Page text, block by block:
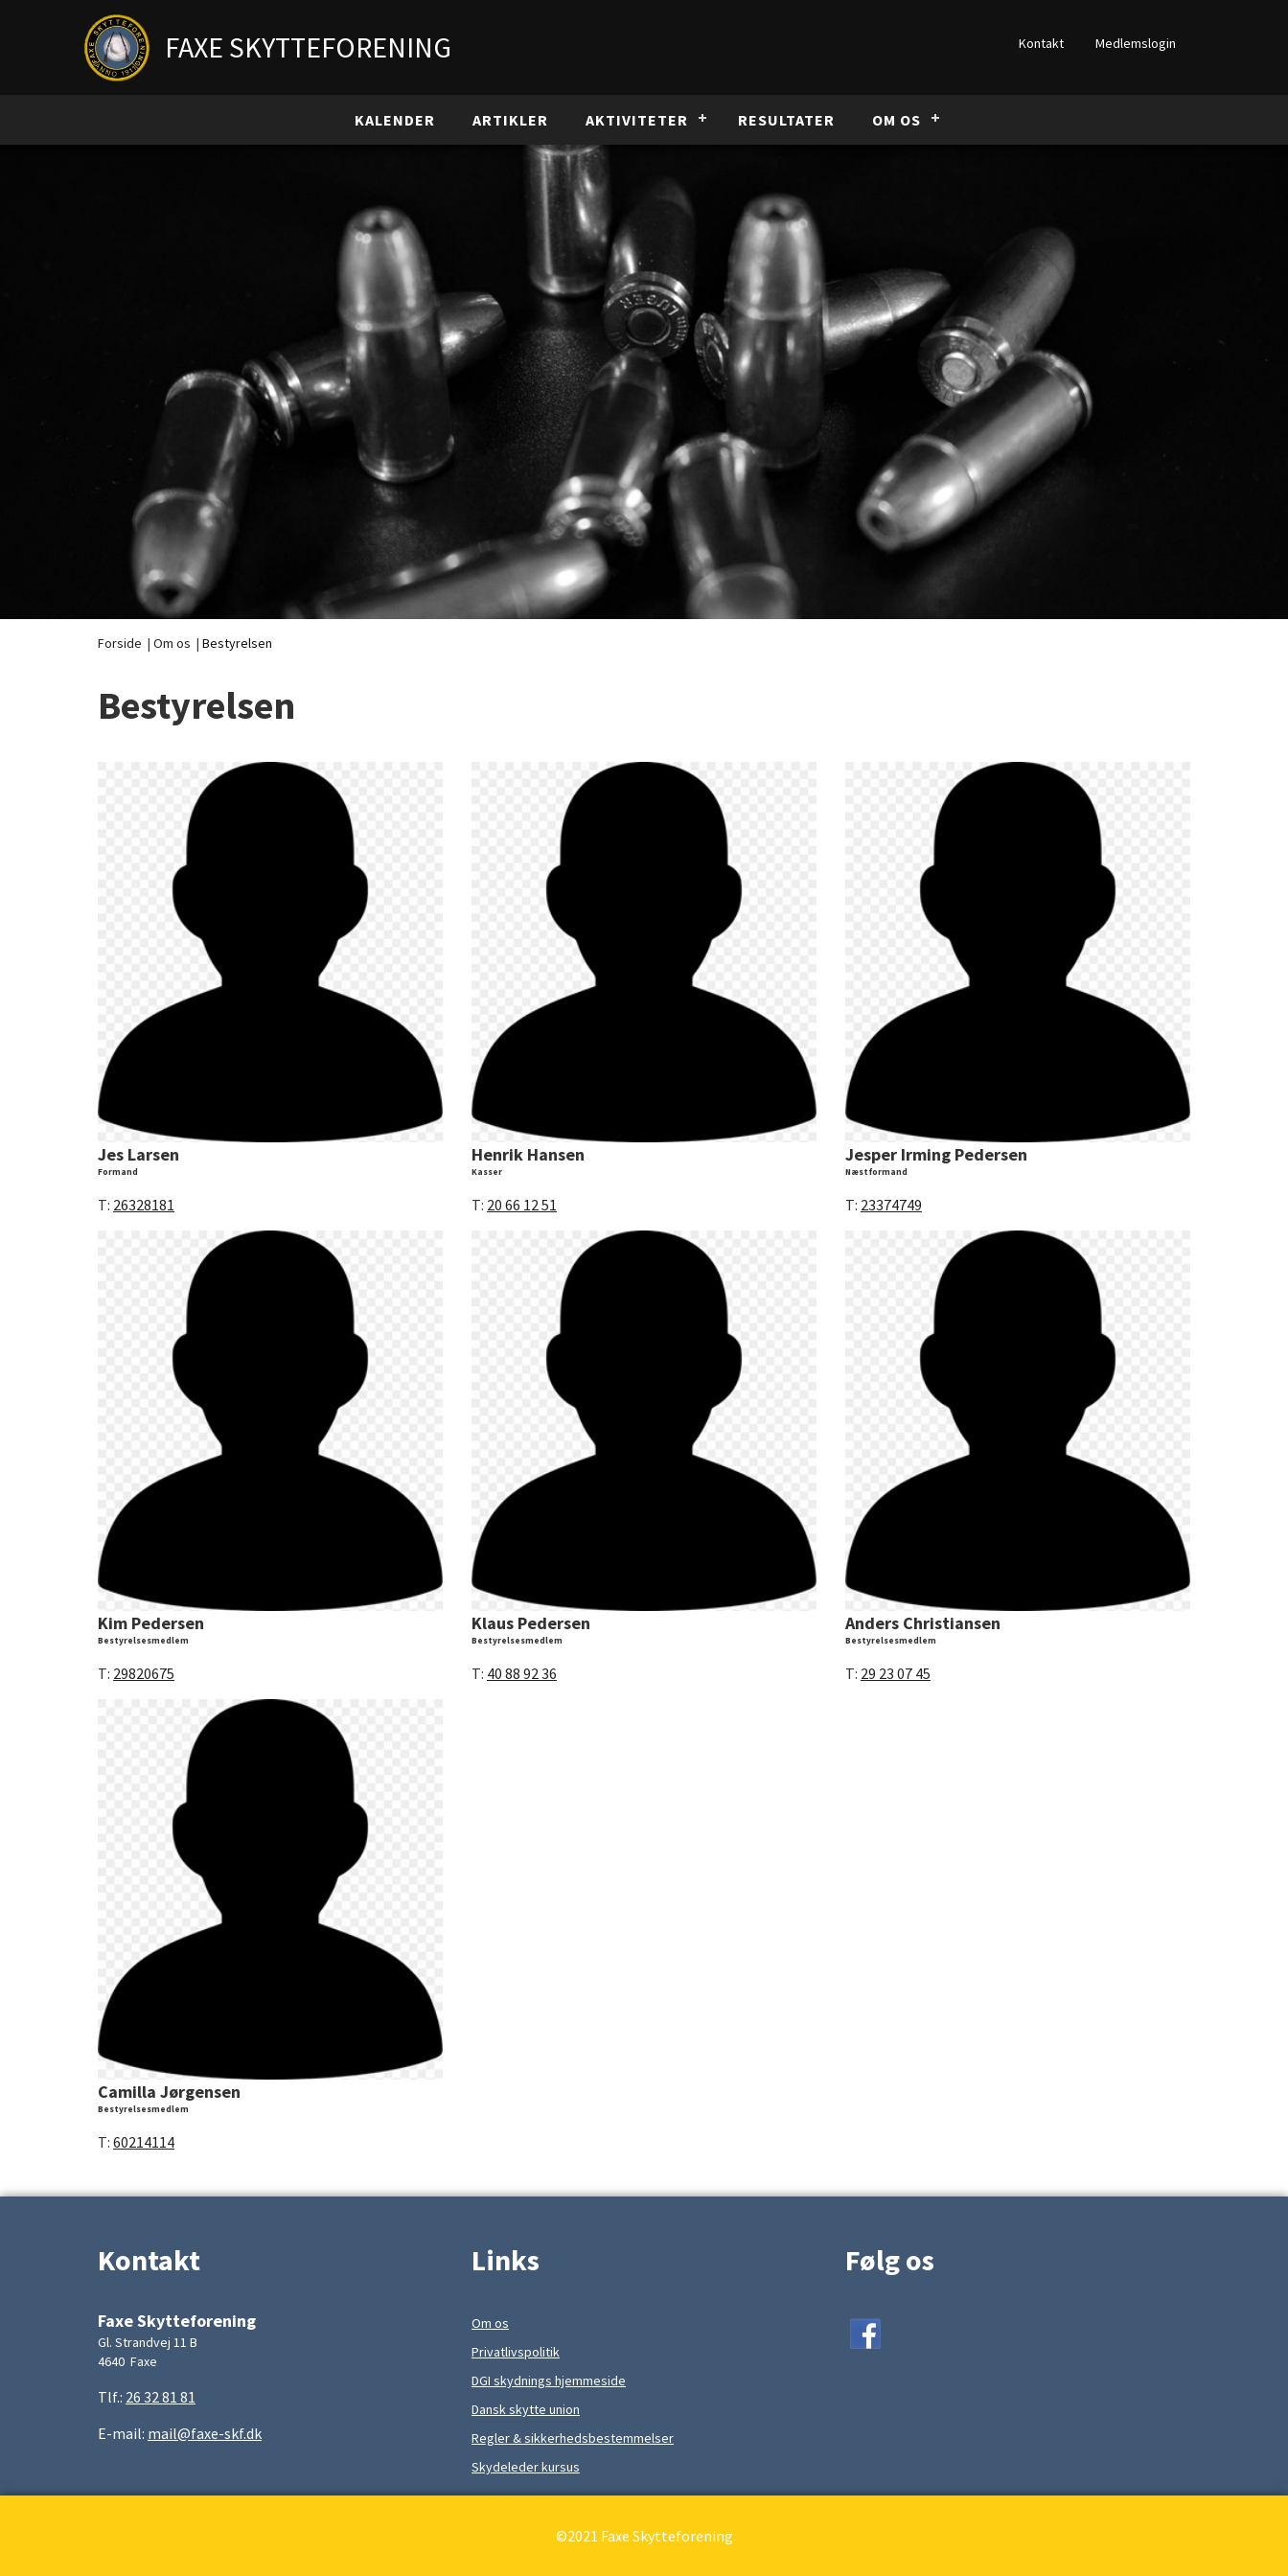
FAXE SKYTTEFORENING Kontakt Medlemslogin
KALENDER ARTIKLER AKTIVITETER RESULTATER OM OS
Forside | Om os | Bestyrelsen
Bestyrelsen
Jes Larsen
Formand
T: 26328181
Henrik Hansen
Kasser
T: 20 66 12 51
Jesper Irming Pedersen
Næstformand
T: 23374749
Kim Pedersen
Bestyrelsesmedlem
T: 29820675
Klaus Pedersen
Bestyrelsesmedlem
T: 40 88 92 36
Anders Christiansen
Bestyrelsesmedlem
T: 29 23 07 45
Camilla Jørgensen
Bestyrelsesmedlem
T: 60214114
Kontakt
Faxe Skytteforening
Gl. Strandvej 11 B
4640 Faxe
Tlf.: 26 32 81 81
E-mail: mail@faxe-skf.dk
Links
Om os
Privatlivspolitik
DGI skydnings hjemmeside
Dansk skytte union
Regler & sikkerhedsbestemmelser
Skydeleder kursus
Følg os
©2021 Faxe Skytteforening